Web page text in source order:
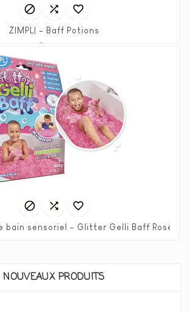
  
ZIMPLI - Baff Potions
20,90 €
  
bain sensoriel - Glitter Gelli Baff Rose
NOUVEAUX PRODUITS